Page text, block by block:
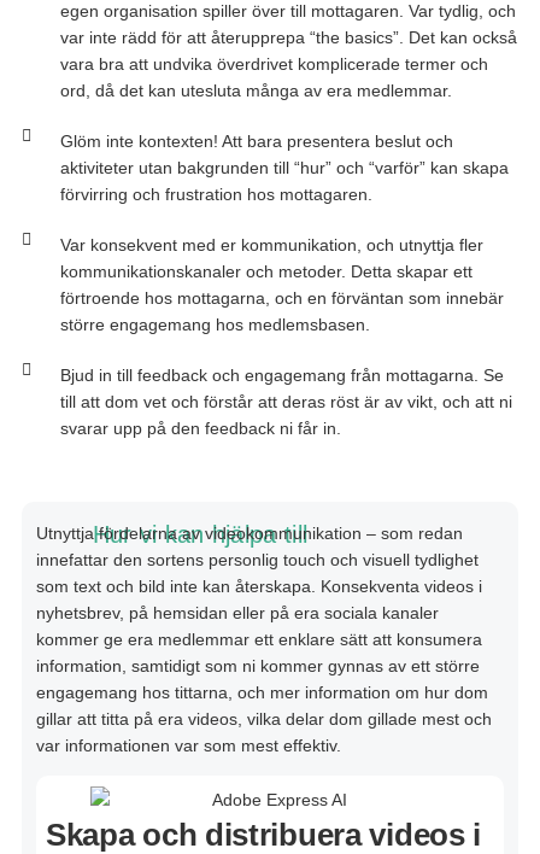
egen organisation spiller över till mottagaren. Var tydlig, och
var inte rädd för att återupprepa “the basics”. Det kan också
vara bra att undvika överdrivet komplicerade termer och
ord, då det kan utesluta många av era medlemmar.
Glöm inte kontexten! Att bara presentera beslut och
aktiviteter utan bakgrunden till “hur” och “varför” kan skapa
förvirring och frustration hos mottagaren.
Var konsekvent med er kommunikation, och utnyttja fler
kommunikationskanaler och metoder. Detta skapar ett
förtroende hos mottagarna, och en förväntan som innebär
större engagemang hos medlemsbasen.
Bjud in till feedback och engagemang från mottagarna. Se
till att dom vet och förstår att deras röst är av vikt, och att ni
svarar upp på den feedback ni får in.
Hur vi kan hjälpa till
Utnyttja fördelarnaavvideokommunikation –som redan
innefattar densortens personlig touchoch visuell tydlighet
som textoch bild inte kan återskapa Konsekventa videos i
nyhetsbrev, på hemsidan eller på erasociala kanaler
kommer ge era medlemmar ett enklare sätt att konsumera
information,samtidigt som ni kommer gynnas avett större
engagemang hostittarna och mer information om hur dom
gillaratt titta på era videos,vilka delar dom gillade mest och
var informationen varsom mest effektiv.
Skapa och distribuera videos i